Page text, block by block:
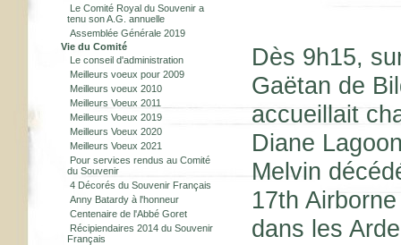
Le Comité Royal du Souvenir a
tenu son A.G. annuelle
Assemblée Générale 2019
Vie du Comité
Le conseil d'administration
Meilleurs voeux pour 2009
Meilleurs voeux 2010
Meilleurs Voeux 2011
Meilleurs Voeux 2019
Meilleurs Voeux 2020
Meilleurs Voeux 2021
Pour services rendus au Comité
du Souvenir
4 Décorés du Souvenir Français
Anny Batardy à l'honneur
Centenaire de l'Abbé Goret
Récipiendaires 2014 du Souvenir
Français
Dès 9h15,
Gaëtan de
accueillait
Diane
Melvin
17th
dans les